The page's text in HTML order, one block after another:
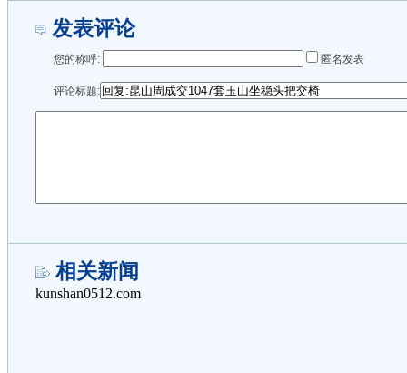
发表评论
您的称呼: 匿名发表
评论标题:
相关新闻